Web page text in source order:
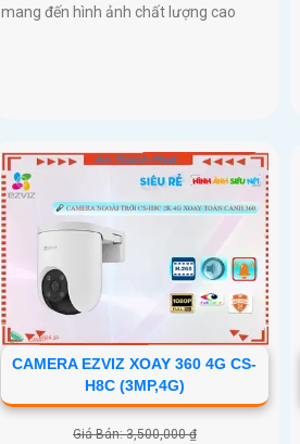
mang đến hình ảnh chất lượng cao
CAMERA EZVIZ XOAY 360 4G CS-
H8C (3MP,4G)
Giá Bán: 3,500,000 ₫